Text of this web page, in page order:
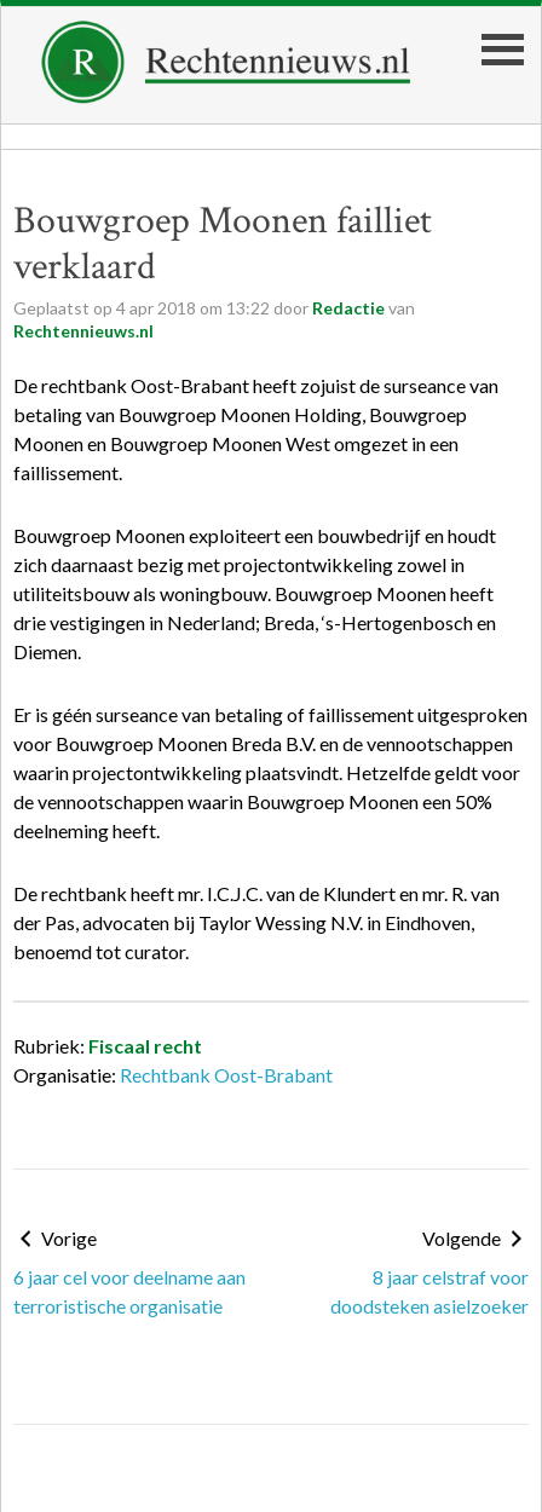
Bouwgroep Moonen failliet
verklaard
Geplaatst op 4apr 2018 om 13:22 door Redactievan
Rechtennieuws.nl
De rechtbank Oost-Brabant heeft zojuist de surseance van
betaling van Bouwgroep Moonen Holding, Bouwgroep
Moonen en Bouwgroep Moonen West omgezet in een
faillissement.
Bouwgroep Moonen exploiteert een bouwbedrijf en houdt
zich daarnaast bezig met projectontwikkeling zowel in
utiliteitsbouw als woningbouw. Bouwgroep Moonen heeft
drie vestigingen in Nederland; Breda, ‘s-Hertogenbosch en
Diemen.
Er is géén surseance van betaling of faillissement uitgesproken
voor Bouwgroep Moonen Breda B.V. en de vennootschappen
waarin projectontwikkeling plaatsvindt. Hetzelfde geldt voor
de vennootschappen waarin Bouwgroep Moonen een 50%
deelneming heeft.
De rechtbank heeft mr. I.C.J.C. van de Klundert en mr. R. van
der Pas, advocaten bij Taylor Wessing N.V. in Eindhoven,
benoemd tot curator.
Rubriek: Fiscaal recht
Organisatie: Rechtbank Oost-Brabant
Vorige
6 jaar cel voor deelname aan
terroristische organisatie
Volgende
8 jaar celstraf voor
doodsteken asielzoeker